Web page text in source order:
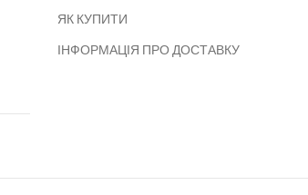
ЯК КУПИТИ
ІНФОРМАЦІЯ ПРО ДОСТАВКУ